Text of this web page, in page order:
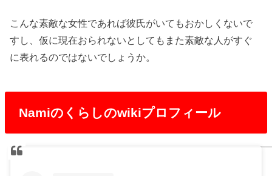
こんな素敵な女性であれば彼氏がいてもおかしくないで
すし、仮に現在おられないとしてもまた素敵な人がすぐ
に表れるのではないでしょうか。
Namiのくらしのwikiプロフィール